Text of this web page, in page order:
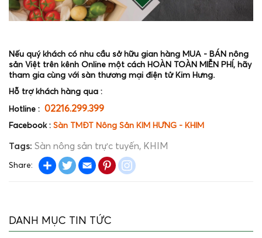
Nếu quý khách có nhu cầu sở hữu gian hàng MUA - BÁN nông
sản Việt trên kênh Online một cách HOÀN TOÀN MIỄN PHÍ, hãy
tham gia cùng với sàn thương mại điện tử Kim Hưng.
Hỗ trợ khách hàng qua :
Hotline : 02216.299.399
Facebook : Sàn TMĐT Nông Sản KIM HƯNG - KHIM
Tags: Sàn nông sản trực tuyến KHIM
Share: Share TwitterEmail Pinterest
DANH MỤC TIN TỨC